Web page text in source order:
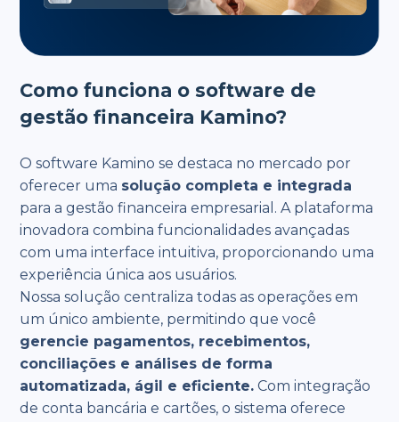
Como funciona o software de
gestão financeira Kamino?
O software Kamino se destaca no mercado por
oferecer uma solução completa e integrada
para a gestão financeira empresarial. A plataforma
inovadora combina funcionalidades avançadas
com uma interface intuitiva, proporcionando uma
experiência única aos usuários.
Nossa solução centraliza todas as operações em
um único ambiente, permitindo que você
gerencie pagamentos, recebimentos,
conciliações e análises de forma
automatizada, ágil e eficiente. Com integração
de conta bancária e cartões, o sistema oferece